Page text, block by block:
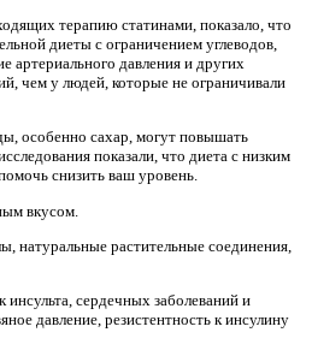
терапию статинами, показало, что
диеты с ограничением углеводов,
артериального давления и других
чем у людей, которые не ограничивали
особенно сахар, могут повышать
показали, что диета с низким
снизить ваш уровень.
вкусом.
натуральные растительные соединения,
сердечных заболеваний и
давление, резистентность к инсулину